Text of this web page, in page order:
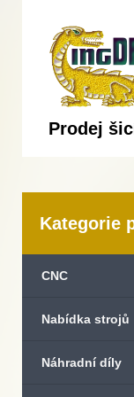
Prodej
Kategorie
CNC
Nabídka strojů
Náhradní díly